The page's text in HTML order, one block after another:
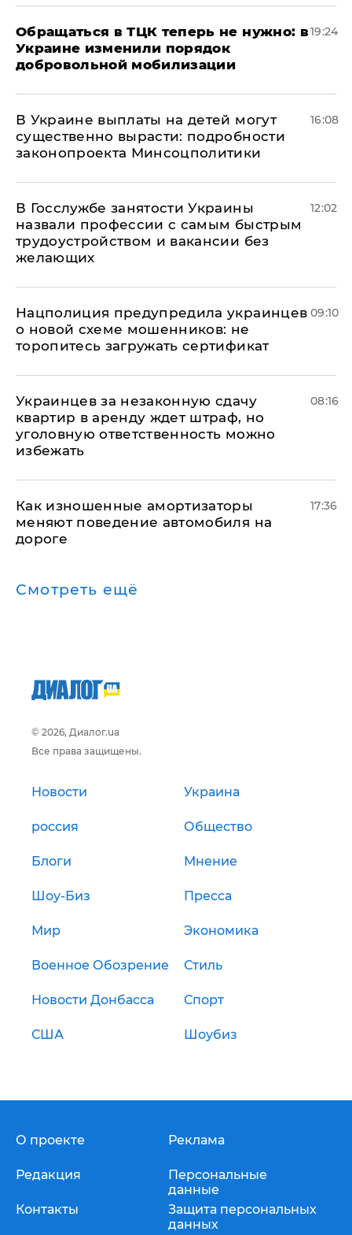
Обращаться в ТЦК теперь не нужно: в
Украине изменили порядок
добровольной мобилизации
19:24
В Украине выплаты на детей могут
существенно вырасти: подробности
законопроекта Минсоцполитики
16:08
В Госслужбе занятости Украины
назвали профессии с самым быстрым
трудоустройством и вакансии без
желающих
12:02
Нацполиция предупредила украинцев
о новой схеме мошенников: не
торопитесь загружать сертификат
09:10
Украинцев за незаконную сдачу
квартир в аренду ждет штраф, но
уголовную ответственность можно
избежать
08:16
Как изношенные амортизаторы
меняют поведение автомобиля на
дороге
17:36
Смотреть ещё
© 2026, Диалог.ua
Все права защищены.
Новости Украина
россия Общество
Блоги Мнение
Шоу-Биз Пресса
Мир Экономика
Военное Обозрение Стиль
Новости Донбасса Спорт
США Шоубиз
О проекте
Редакция
Контакты
Реклама
Персональные
данные
Защита персональных
данных